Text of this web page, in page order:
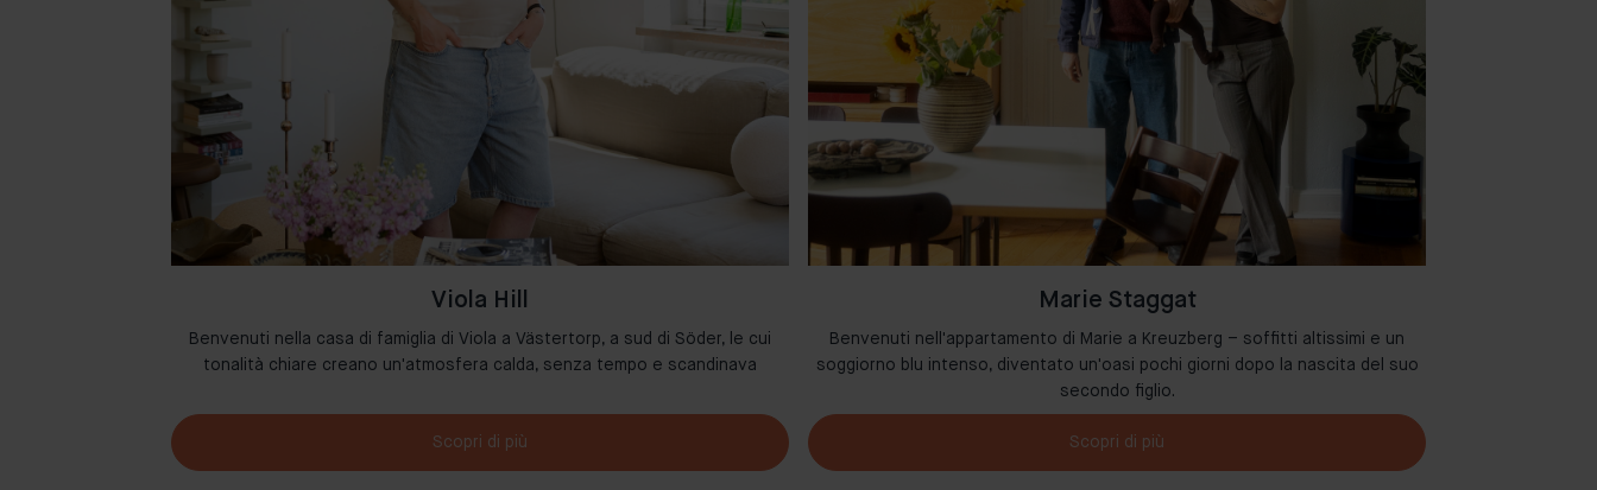
Viola Hill
Benvenuti nella casa di famiglia di Viola a Västertorp, a sud di Söder, le cui
tonalità chiare creano un'atmosfera calda, senza tempo e scandinava
Scopri di più
Marie Staggat
Benvenuti nell'appartamento di Marie a Kreuzberg – soffitti altissimi e un
soggiorno blu intenso, diventato un'oasi pochi giorni dopo la nascita del suo
secondo figlio.
Scopri di più